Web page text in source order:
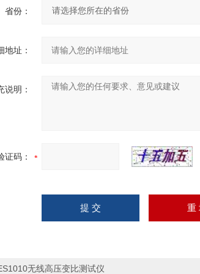
省份：
地址：
说明：
证码：
无线高压变比测试仪